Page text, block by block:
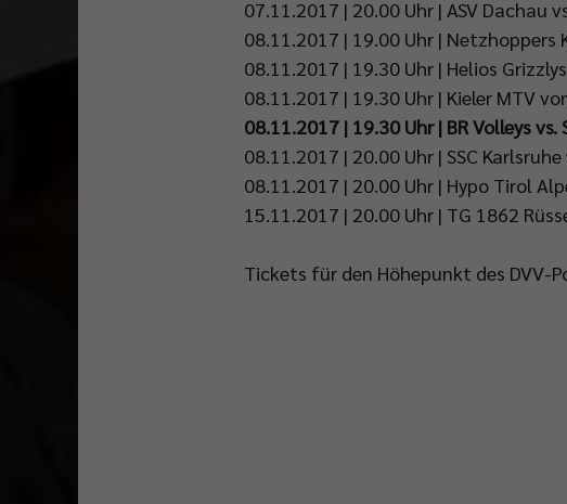
07.11.2017 | 20.00 Uhr | ASV Dachau
08.11.2017 | 19.00 Uhr | Netzhoppers
08.11.2017 | 19.30 Uhr | Helios
08.11.2017 | 19.30 Uhr | Kieler MTV
08.11.2017 | 19.30 Uhr | BR Volleys vs.
08.11.2017 | 20.00 Uhr | SSC
08.11.2017 | 20.00 Uhr | Hypo Tirol
15.11.2017 | 20.00 Uhr | TG 1862
Tickets für den Höhepunkt des DVV-
ärgerlich.